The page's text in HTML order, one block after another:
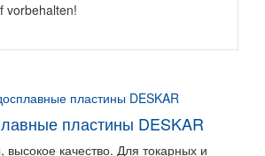
vorbehalten!
пластины DESKAR
высокое качество. Для токарных и